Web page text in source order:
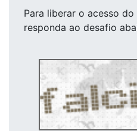
Para liberar o acesso do
responda ao desafio